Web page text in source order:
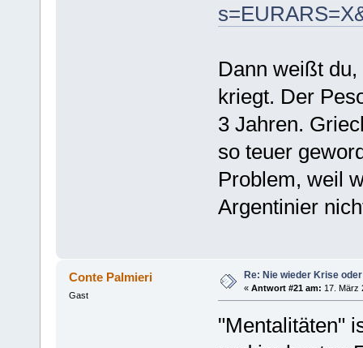
Dann weißt
kriegt. Der
3 Jahren.
so teuer
Problem, weil
Argentinier
Conte Palmieri
Gast
Re: Nie wieder Krise
« Antwort #21 am: 17. März
"Mentalitäten"